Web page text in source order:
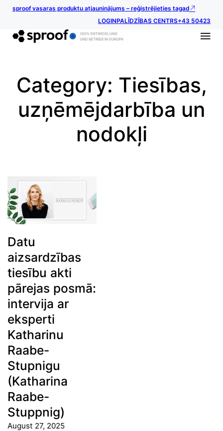
sproof vasaras produktu atjauninājums – reģistrējieties tagad
LOGINPALĪDZĪBAS CENTRS+43 50423
Category: Tiesības,
uzņēmējdarbība un
nodokļi
Datu
aizsardzības
tiesību akti
pārejas posmā:
intervija ar
eksperti
Katharinu
Raabe-
Stupnigu
(Katharina
Raabe-
Stuppnig)
August 27, 2025